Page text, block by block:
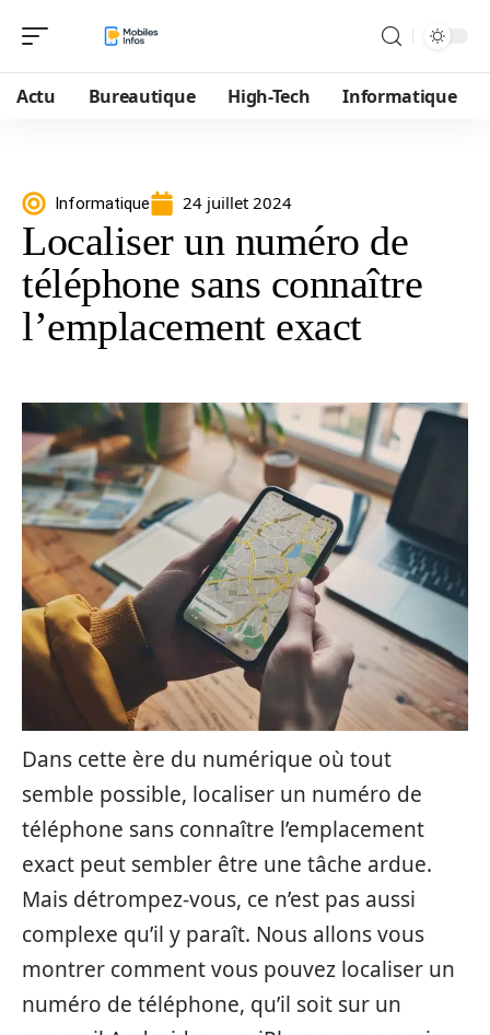
Actu Bureautique High-Tech Informatique
Informatique 24 juillet 2024
Localiser un numéro de
téléphone sans connaître
l’emplacement exact
Dans cette ère du numérique où tout
semble possible, localiser un numéro de
téléphone sans connaître l’emplacement
exact peut sembler être une tâche ardue.
Mais détrompez-vous, ce n’est pas aussi
complexe qu’il y paraît. Nous allons vous
montrer comment vous pouvez localiser un
numéro de téléphone, qu’il soit sur un